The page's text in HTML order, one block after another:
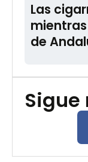
Las
de
Sigue